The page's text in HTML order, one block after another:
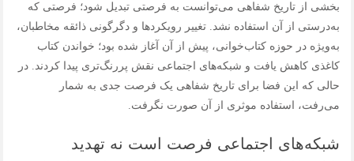
بخشی از تاریخ شفاهی می‌توانست به فرصتی تبدیل شود؛ فرصتی که
به‌درستی از آن استفاده نشد. تغییر رویکردها و دگرگونی ذائقه مخاطبان،
به‌ویژه در حوزه کتاب‌خوانی، پیش از آن آغاز شده بود؛ خواندن کتاب
کاغذی کاهش یافت و شبکه‌های اجتماعی نقش پررنگ‌تری پیدا کردند. در
حالی که این فضا برای تاریخ شفاهی یک فرصت جدی به شمار
می‌رفت، استفاده موثری از آن صورت نگرفت.
شبکه‌های اجتماعی فرصت است نه تهدید